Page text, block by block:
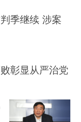
季继续 涉案
彰显从严治党